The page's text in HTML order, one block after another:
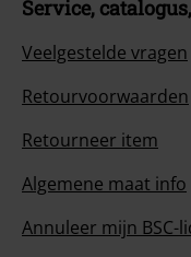
Service,
Veelgestelde vragen
Retourvoorwaarden
Retourneer item
Algemene maat info
Annuleer mijn BSC-